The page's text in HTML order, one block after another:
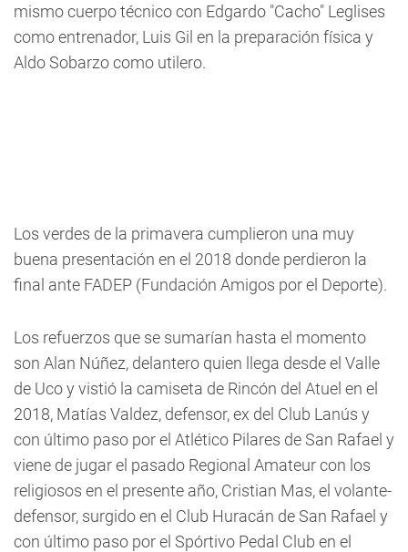
mismo cuerpo técnico con Edgardo "Cacho" Leglises
como entrenador, Luis Gil en la preparación física y
Aldo Sobarzo como utilero.
Los verdes de la primavera cumplieron una muy
buena presentación en el 2018 donde perdieron la
final ante FADEP (Fundación Amigos por el Deporte).
Los refuerzos que se sumarían hasta el momento
son Alan Núñez, delantero quien llega desde el Valle
de Uco y vistió la camiseta de Rincón del Atuel en el
2018, Matías Valdez, defensor, ex del Club Lanús y
con último paso por el Atlético Pilares de San Rafael y
viene de jugar el pasado Regional Amateur con los
religiosos en el presente año, Cristian Mas, el volante-
defensor, surgido en el Club Huracán de San Rafael y
con último paso por el Spórtivo Pedal Club en el